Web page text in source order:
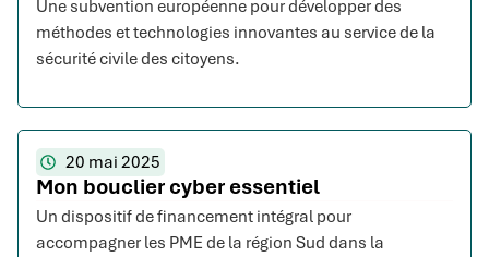
Une subvention européenne pour développer des
méthodes et technologies innovantes au service de la
sécurité civile des citoyens.
20 mai 2025
Mon bouclier cyber essentiel
Un dispositif de financement intégral pour
accompagner les PME de la région Sud dans la